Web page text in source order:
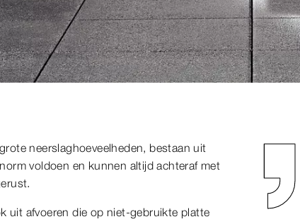
neerslaghoeveelheden, bestaan uit
voldoen en kunnen altijd achteraf met
uit afvoeren die op niet-gebruikte platte